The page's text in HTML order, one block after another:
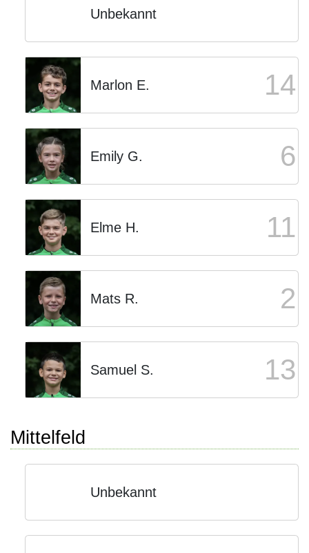
Unbekannt
Marlon E. 14
Emily G. 6
Elme H. 11
Mats R. 2
Samuel S. 13
Mittelfeld
Unbekannt